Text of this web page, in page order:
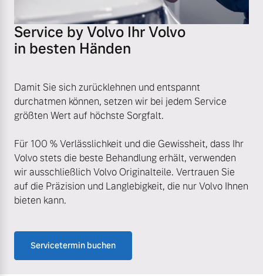
Service by Volvo Ihr Volvo
in besten Händen
Damit Sie sich zurücklehnen und entspannt
durchatmen können, setzen wir bei jedem Service
größten Wert auf höchste Sorgfalt.
Für 100 % Verlässlichkeit und die Gewissheit, dass Ihr
Volvo stets die beste Behandlung erhält, verwenden
wir ausschließlich Volvo Originalteile. Vertrauen Sie
auf die Präzision und Langlebigkeit, die nur Volvo Ihnen
bieten kann.
Servicetermin buchen